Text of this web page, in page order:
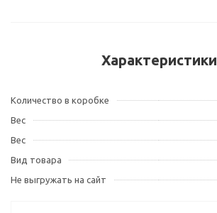
Характеристики
Количество в коробке
Вес
Вес
Вид товара
Не выгружать на сайт